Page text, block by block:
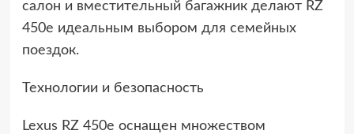
салон и вместительный багажник делают RZ
450e идеальным выбором для семейных
поездок.
Технологии и безопасность
Lexus RZ 450e оснащен множеством